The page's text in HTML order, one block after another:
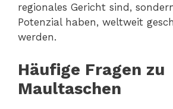
regionales Gericht sind,
Potenzial haben, weltweit
werden.
Häufige Fragen zu
Maultaschen